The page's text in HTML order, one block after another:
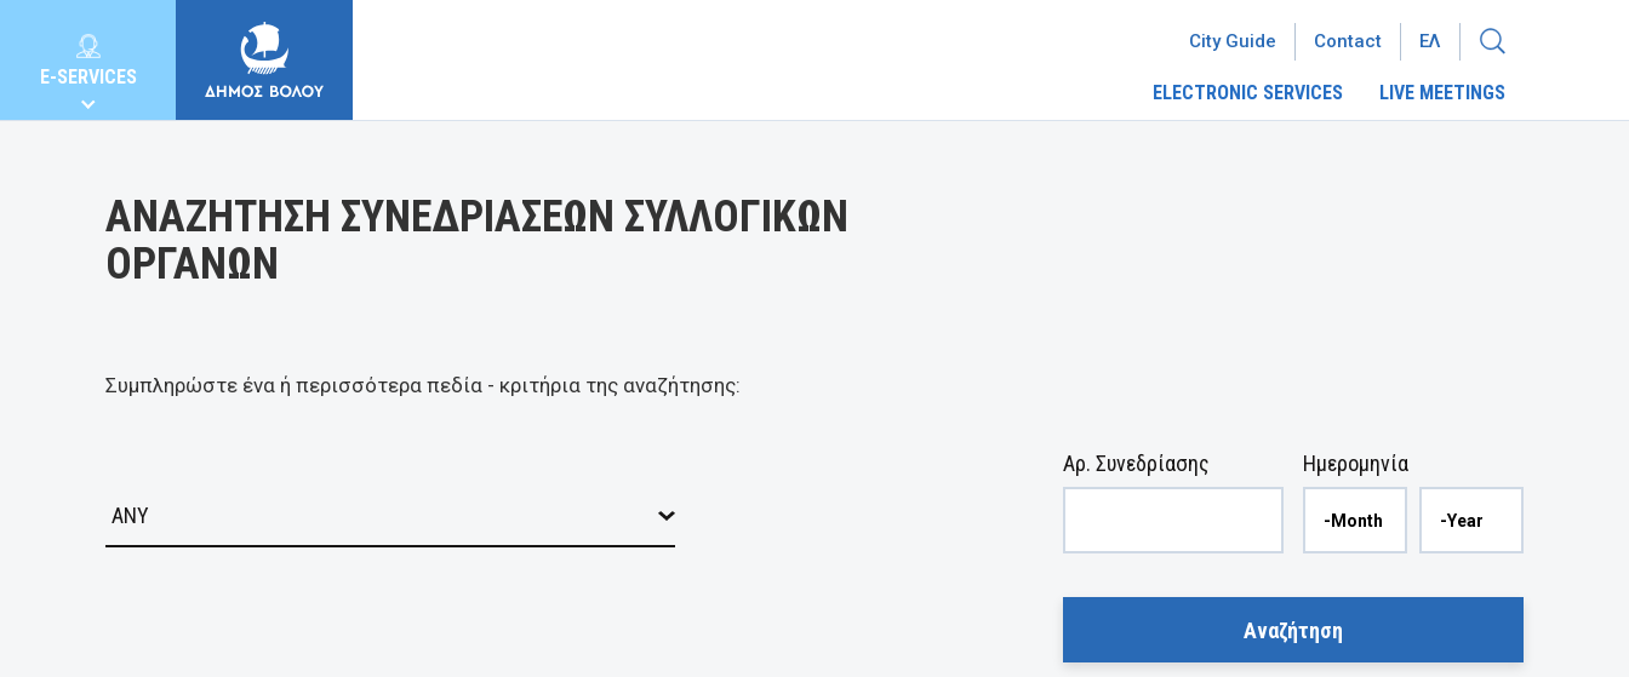
E-SERVICES
BUSINESSES
ELECTRONIC SERVICES LIVE MEETINGS
City Guide Contact ΕΛ
ΑΝΑΖΗΤΗΣΗ ΣΥΝΕΔΡΙΑΣΕΩΝ ΣΥΛΛΟΓΙΚΩΝ
ΟΡΓΑΝΩΝ
Συμπληρώστε ένα ή περισσότερα πεδία - κριτήρια της αναζήτησης:
Ημερομηνία
Αρ. Συνεδρίασης